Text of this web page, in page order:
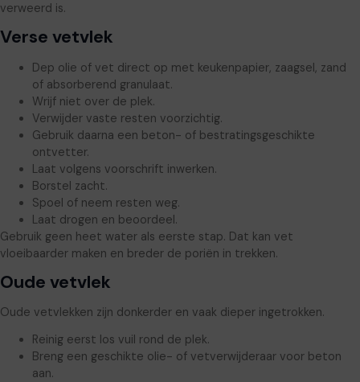
verweerd is.
Verse vetvlek
Dep olie of vet direct op met keukenpapier, zaagsel, zand
of absorberend granulaat.
Wrijf niet over de plek.
Verwijder vaste resten voorzichtig.
Gebruik daarna een beton- of bestratingsgeschikte
ontvetter.
Laat volgens voorschrift inwerken.
Borstel zacht.
Spoel of neem resten weg.
Laat drogen en beoordeel.
Gebruik geen heet water als eerste stap. Dat kan vet
vloeibaarder maken en breder de poriën in trekken.
Oude vetvlek
Oude vetvlekken zijn donkerder en vaak dieper ingetrokken.
Reinig eerst los vuil rond de plek.
Breng een geschikte olie- of vetverwijderaar voor beton
aan.